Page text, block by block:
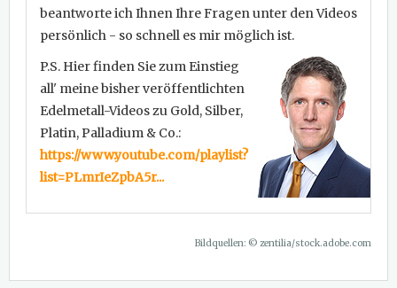
beantworte ich Ihnen Ihre Fragen unter den Videos
persönlich - so schnell es mir möglich ist.
P.S. Hier finden Sie zum Einstieg
all' meine bisher veröffentlichten
Edelmetall-Videos zu Gold, Silber,
Platin, Palladium & Co.:
https://www.youtube.com/playlist?
list=PLmrIeZpbA5r...
Bildquellen: © zentilia/stock.adobe.com